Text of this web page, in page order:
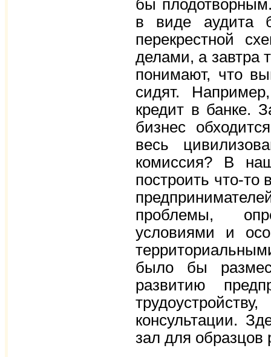
бы
в виде аудита
перекрестной
делами, а завтра
понимают, что
сидят.
кредит в банке.
бизнес
весь
комиссия? В
построить что-то
проблемы,
условиями и
было бы
развитию
консультации.
зал для образцов